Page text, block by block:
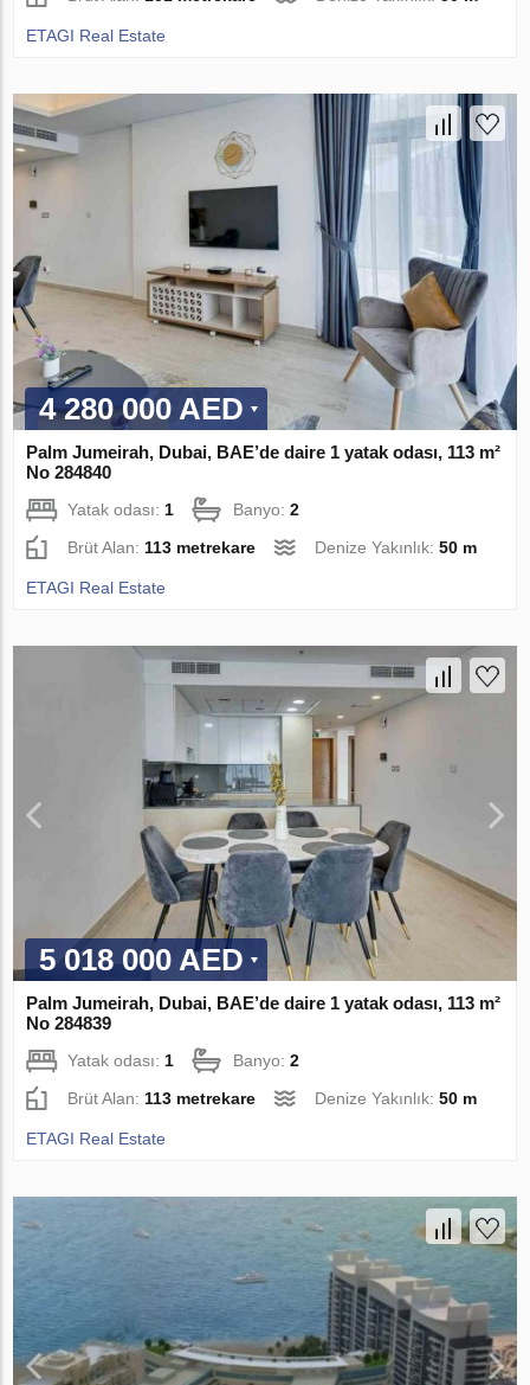
ETAGI Real Estate
4 280 000 AED
Palm Jumeirah, Dubai, BAE’de daire 1 yatak odası, 113 m²
No 284840
Yatak odası: 1 Banyo:2
Brüt Alan: 113 metrekare Denize Yakınlık:50 m
ETAGI Real Estate
5 018 000 AED
Palm Jumeirah, Dubai, BAE’de daire 1 yatak odası, 113 m²
No 284839
Yatak odası:1 Banyo:2
Brüt Alan:113 metrekare Denize Yakınlık:50 m
ETAGI Real Estate